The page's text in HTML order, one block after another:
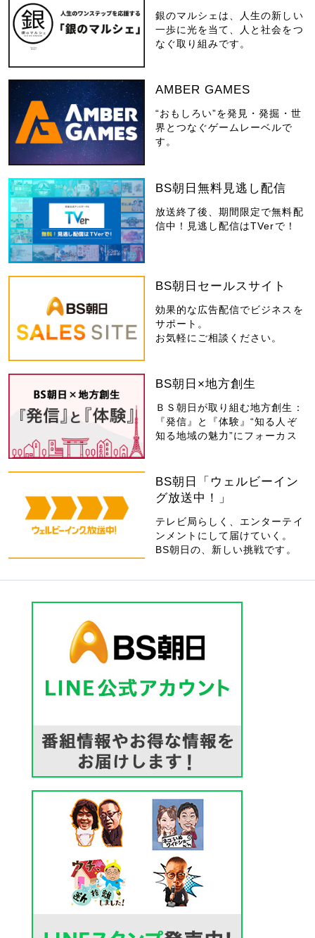
銀のマルシェは、人生の新しい
一歩に光を当て、人と社会をつ
なぐ取り組みです。
AMBER GAMES
“おもしろい”を発見・発掘・世
界とつなぐゲームレーベルで
す。
BS朝日無料見逃し配信
放送終了後、期間限定で無料配
信中！見逃し配信はTVerで！
BS朝日セールスサイト
効果的な広告配信でビジネスを
サポート。
お気軽にご相談ください。
BS朝日×地方創生
ＢＳ朝日が取り組む地方創生：
『発信』と『体験』“知る人ぞ
知る地域の魅力”にフォーカス
BS朝日「ウェルビーイン
グ放送中！」
テレビ局らしく、エンターテイ
ンメントにして届けていく。
BS朝日の、新しい挑戦です。